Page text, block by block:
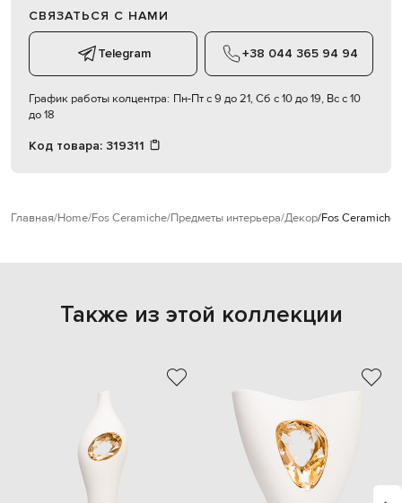
СВЯЗАТЬСЯ С НАМИ
Telegram +38 044 365 94 94
График работы колцентра: Пн-Пт с 9 до 21, Сб с 10 до 19, Вс с 10
до 18
Код товара: 319311
Главная Home Fos Ceramiche Предметы интерьера Декор Fos
Также из этой коллекции